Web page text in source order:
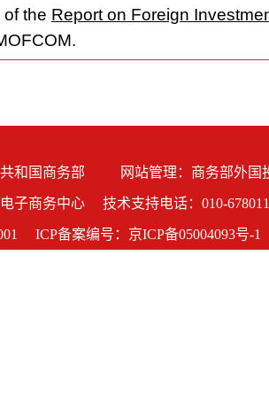
the Report on Foreign
和国商务部 网站管理：商务部外国
子商务中心 技术支持电话：010-
ICP备案编号：京ICP备05004093号-1